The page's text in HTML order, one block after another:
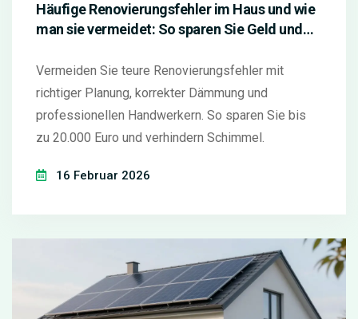
Häufige Renovierungsfehler im Haus und wie
man sie vermeidet: So sparen Sie Geld und
Vermeiden Sie teure Renovierungsfehler mit
richtiger Planung, korrekter Dämmung und
professionellen Handwerkern. So sparen Sie bis
zu 20.000 Euro und verhindern Schimmel.
16 Februar 2026